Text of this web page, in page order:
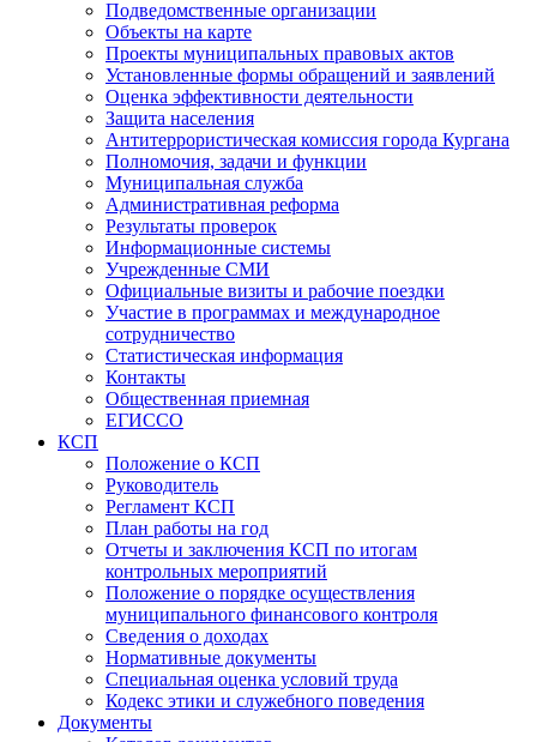
Подведомственные организации
Объекты на карте
Проекты муниципальных правовых актов
Установленные формы обращений и заявлений
Оценка эффективности деятельности
Защита населения
Антитеррористическая комиссия города Кургана
Полномочия, задачи и функции
Муниципальная служба
Административная реформа
Результаты проверок
Информационные системы
Учрежденные СМИ
Официальные визиты и рабочие поездки
Участие в программах и международное
сотрудничество
Статистическая информация
Контакты
Общественная приемная
ЕГИССО
КСП
Положение о КСП
Руководитель
Регламент КСП
План работы на год
Отчеты и заключения КСП по итогам
контрольных мероприятий
Положение о порядке осуществления
муниципального финансового контроля
Сведения о доходах
Нормативные документы
Специальная оценка условий труда
Кодекс этики и служебного поведения
Документы